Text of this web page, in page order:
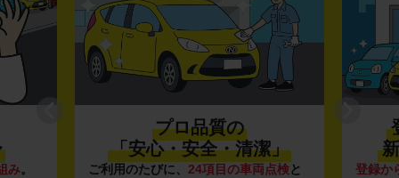
み。
プロ品質の
「安心・安全・清潔」
ご利用のたびに、 24項目の車両点検と
登録か